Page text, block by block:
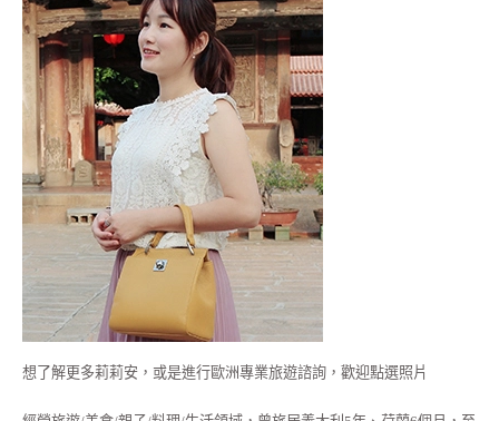
想了解更多莉莉安，或是進行歐洲專業旅遊諮詢，歡迎點選照片